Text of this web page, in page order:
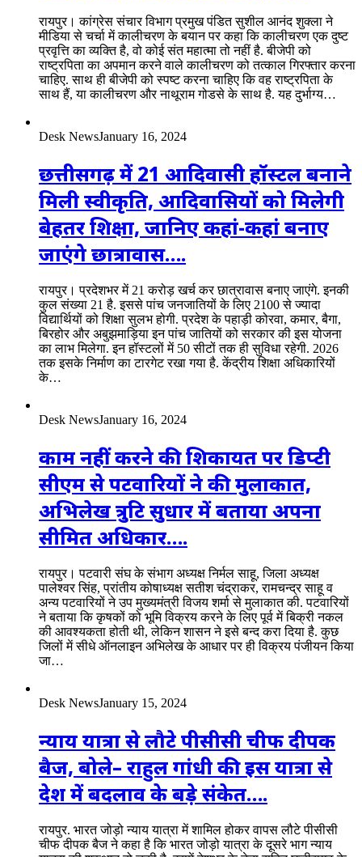
रायपुर। कांग्रेस संचार विभाग प्रमुख पंडित सुशील आनंद शुक्ला ने
मीडिया से चर्चा में कालीचरण के बयान पर कहा कि कालीचरण एक दुष्ट
प्रवृत्ति का व्यक्ति है, वो कोई संत महात्मा तो नहीं है. बीजेपी को
राष्ट्रपिता का अपमान करने वाले कालीचरण को तत्काल गिरफ्तार करना
चाहिए. साथ ही बीजेपी को स्पष्ट करना चाहिए कि वह राष्ट्रपिता के
साथ हैं, या कालीचरण और नाथूराम गोडसे के साथ है. यह दुर्भाग्य…
Desk NewsJanuary 16, 2024
छत्तीसगढ़ में 21 आदिवासी हॉस्टल बनाने
मिली स्वीकृति, आदिवासियों को मिलेगी
बेहतर शिक्षा, जानिए कहां-कहां बनाए
जाएंगे छात्रावास….
रायपुर। प्रदेशभर में 21 करोड़ खर्च कर छात्रावास बनाए जाएंगे. इनकी
कुल संख्या 21 है. इससे पांच जनजातियों के लिए 2100 से ज्यादा
विद्यार्थियों को शिक्षा सुलभ होगी. प्रदेश के पहाड़ी कोरवा, कमार, बैगा,
बिरहोर और अबुझमाड़िया इन पांच जातियों को सरकार की इस योजना
का लाभ मिलेगा. इन हॉस्टलों में 50 सीटों तक ही सुविधा रहेगी. 2026
तक इसके निर्माण का टारगेट रखा गया है. केंद्रीय शिक्षा अधिकारियों
के…
Desk NewsJanuary 16, 2024
काम नहीं करने की शिकायत पर डिप्टी
सीएम से पटवारियों ने की मुलाकात,
अभिलेख त्रुटि सुधार में बताया अपना
सीमित अधिकार….
रायपुर। पटवारी संघ के संभाग अध्यक्ष निर्मल साहू, जिला अध्यक्ष
पालेश्वर सिंह, प्रांतीय कोषाध्यक्ष सतीश चंद्राकर, रामचन्द्र साहू व
अन्य पटवारियों ने उप मुख्यमंत्री विजय शर्मा से मुलाकात की. पटवारियों
ने बताया कि कृषकों को भूमि विक्रय करने के लिए पूर्व में बिक्री नकल
की आवश्यकता होती थी, लेकिन शासन ने इसे बन्द करा दिया है. कुछ
जिलों में सीधे ऑनलाइन अभिलेख के आधार पर ही विक्रय पंजीयन किया
जा…
Desk NewsJanuary 15, 2024
न्याय यात्रा से लौटे पीसीसी चीफ दीपक
बैज, बोले– राहुल गांधी की इस यात्रा से
देश में बदलाव के बड़े संकेत….
रायपुर. भारत जोड़ो न्याय यात्रा में शामिल होकर वापस लौटे पीसीसी
चीफ दीपक बैज ने कहा है कि भारत जोड़ो यात्रा के दूसरे भाग न्याय